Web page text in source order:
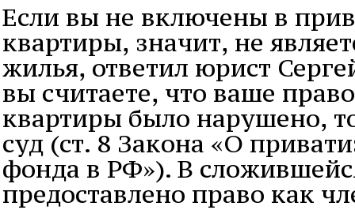
Если вы не включены в
квартиры, значит, не
жилья, ответил юрист
вы считаете, что ваше
квартиры было нарушено,
суд (ст. 8 Закона «О
фонда в РФ»). В
предоставлено право как